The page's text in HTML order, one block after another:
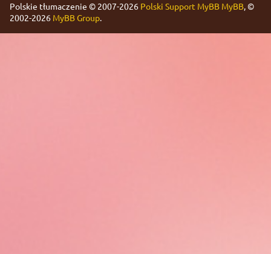
Polskie tłumaczenie © 2007-2026 Polski Support MyBB MyBB, ©
2002-2026 MyBB Group.